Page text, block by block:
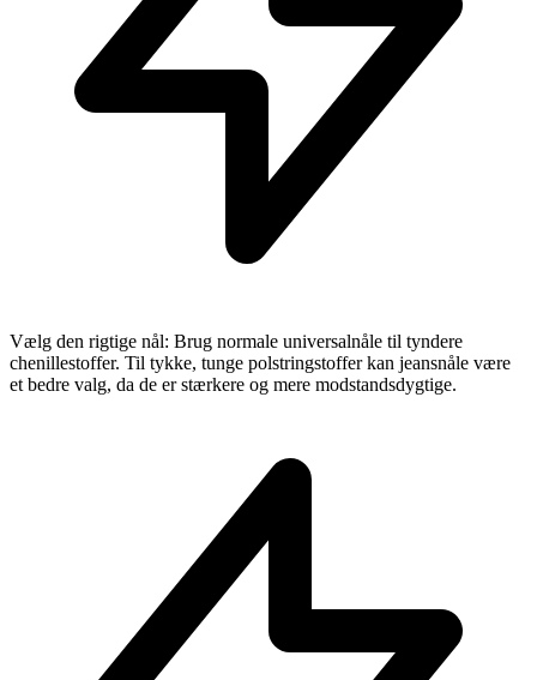
Vælg den rigtige nål: Brug normale universalnåle til tyndere
chenillestoffer. Til tykke, tunge polstringstoffer kan jeansnåle være
et bedre valg, da de er stærkere og mere modstandsdygtige.